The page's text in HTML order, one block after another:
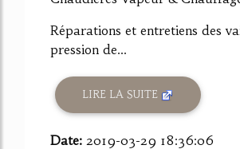
Réparations et entretiens des
pression de...
LIRE LA SUITE
Date: 2019-03-29 18:36:06